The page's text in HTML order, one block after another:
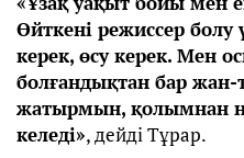
Өйткені режиссер болу
керек, өсу керек. Мен
болғандықтан бар жан-
жатырмын, қолымнан
келеді», дейді Тұрар.